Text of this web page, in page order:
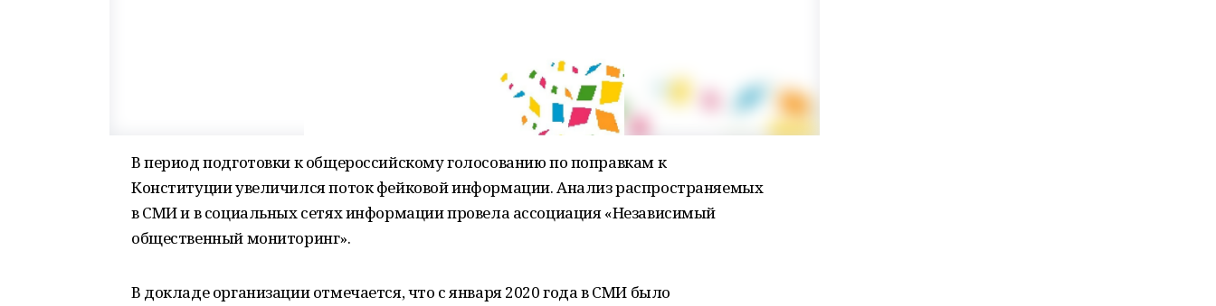
В период подготовки к общероссийскому голосованию по поправкам к
Конституции увеличился поток фейковой информации. Анализ распространяемых
в СМИ и в социальных сетях информации провела ассоциация «Независимый
общественный мониторинг».
В докладе организации отмечается, что с января 2020 года в СМИ было